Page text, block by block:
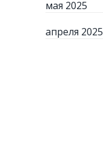
мая 2025
апреля 2025